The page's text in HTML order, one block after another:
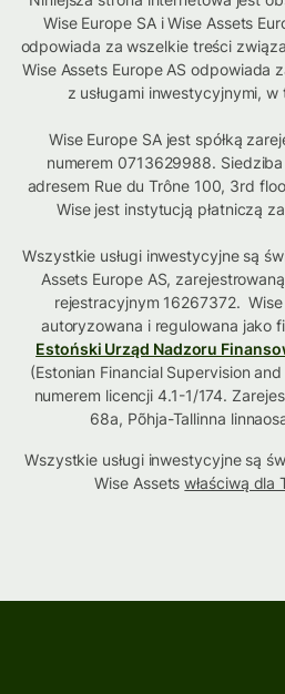
Wise Europe SA i Wise Assets
odpowiada za wszelkie treści
Wise Assets Europe AS odpowiada
z usługami inwestycyjnymi,
Wise Europe SA jest spółką
numerem 0713629988.
adresem Rue du Trône 100, 3rd
Wise jest instytucją płatniczą
Wszystkie usługi inwestycyjne są
Assets Europe AS,
rejestracyjnym 16267372.
autoryzowana i regulowana jako
Estoński Urząd Nadzoru
(Estonian Financial Supervision
numerem licencji 4.1-1/174.
68a, Põhja-Tallinna
Wszystkie usługi inwestycyjne są
Wise Assetswłaściwą dla